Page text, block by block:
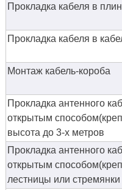
Прокладка кабеля в
Прокладка кабеля в
Монтаж кабель-короба
Прокладка антенного
открытым
высота до 3-х метров
Прокладка антенного
открытым
лестницы или стремянки